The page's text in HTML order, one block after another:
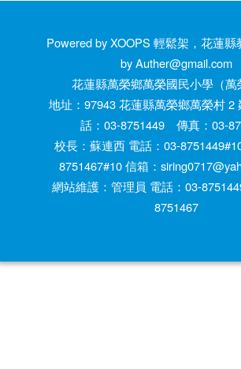
Powered by XOOPS 輕鬆架，花蓮
by Auther@gmail.com
花蓮縣萬榮鄉萬榮國民小學（萬
地址：97943 花蓮縣萬榮鄉萬榮村
話：03-8751449 傳真：03-
校長：蘇連西 電話：03-
8751467#10 信箱：
網站維護：管理員 電話：03-
8751467